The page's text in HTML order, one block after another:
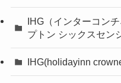
IHG（インターコン
プトン シックスセン
IHG(holidayinn